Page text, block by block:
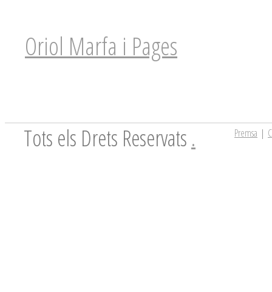
Oriol Marfa i Pages
Tots els Drets Reservats . Premsa |